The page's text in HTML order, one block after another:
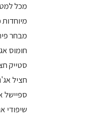
מכל
מיוחדות
מבחר
חומוס
סטייק
חציל
ספיישל
שיפודי